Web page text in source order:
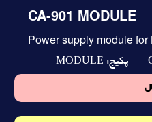
CA-901 MODULE
Power supply module for
پکیج: MODULE